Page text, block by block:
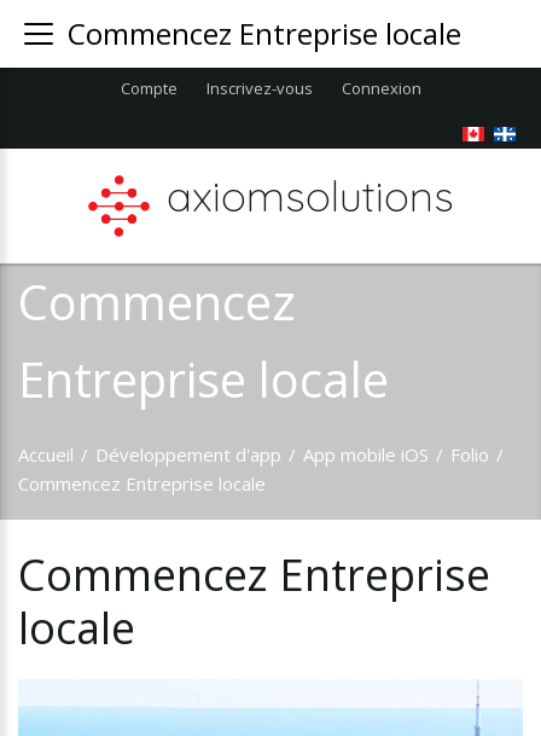
Compte Inscrivez-vous Connexion
axiomsolutions
Commencez
Entreprise locale
Accueil / Développement d'app / App mobile iOS / Folio /
Commencez Entreprise locale
Commencez Entreprise
locale
Commencez Entreprise locale